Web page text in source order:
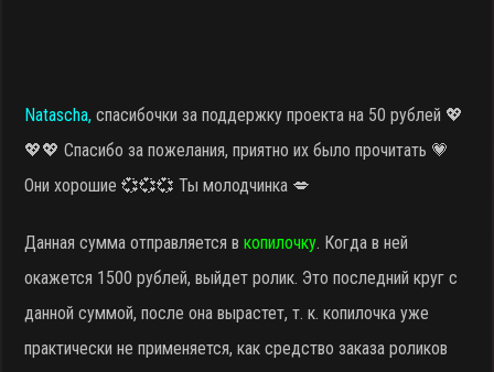
Natascha,спасибочки за поддержку проекта на 50 рублей 💖
💖💖 Спасибо за пожелания, приятно их было прочитать 💗
Они хорошие 💞💞💞 Ты молодчинка 💋
Данная сумма отправляется вкопилочку. Когда в ней
окажется 1500 рублей, выйдет ролик. Это последний круг с
данной суммой, после она вырастет, т. к. копилочка уже
практически не применяется, как средство заказа роликов